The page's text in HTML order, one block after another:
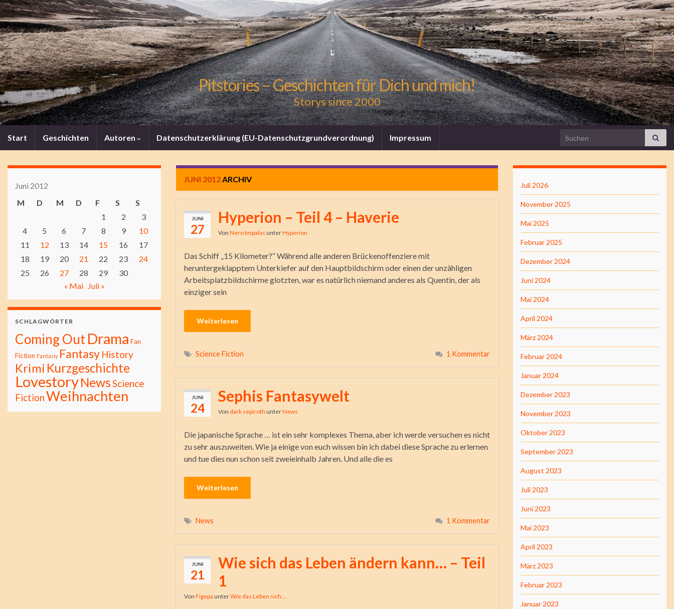
Pitstories – Geschichten für Dich und mich!
Storys since 2000
Start Geschichten Autoren Datenschutzerklärung (EU-Datenschutzgrundverordnung) Impressum Search for:
JUNI 2012ARCHIV
JUNI
27
Hyperion – Teil 4 – Haverie
Von Nero Impalas unterHyperion
Das Schiff „15 Kilometer?“ Während alle anderen Brückenoffenziere mit
heruntergeklapptem Unterkiefer auf den Hauptbildschirm oder einen der unzähligen
Arbeitsplatzbildschirme glotzten, war es natürlich niemand anderes als Quentin, der als
einziger sein
Weiterlesen
Science Fiction 1 Kommentar
JUNI
24
Sephis Fantasywelt
Von dark sepiroth unterNews
Die japanische Sprache … ist ein sehr komplexes Thema, aber ich werde versuchen es nicht
zu sehr auszuweiten. Wie ja einige von euch wissen bin ich dabei diese Sprache zu erlernen
und tue dies nun schon seit zweieinhalb Jahren. Und alle die es
Weiterlesen
News 1 Kommentar
JUNI
21
Wie sich das Leben ändern kann… – Teil
1
Von Figepa unterWie das Leben sich....
Juni 2012
M
D M D F S
S
1
2
3
4
5 6 7 8 9
10
11
12 13 14 15 16
17
18
19 20 21 22 23
24
25
26 27 28 29
30
« Mai Juli »
SCHLAGWÖRTER
Coming OutDrama Fan
Fiction Fantasiy Fantasy History
Krimi Kurzgeschichte
LovestoryNewsScience
FictionWeihnachten
Juli 2026
November 2025
Mai 2025
Februar 2025
Dezember 2024
Juni 2024
Mai 2024
April 2024
März 2024
Februar 2024
Januar 2024
Dezember 2023
November 2023
Oktober 2023
September 2023
August 2023
Juli 2023
Juni 2023
Mai 2023
April 2023
März 2023
Februar 2023
Januar 2023